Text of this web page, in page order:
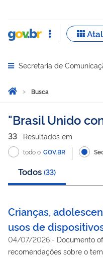
Abrir menu principal de
Secretaria de
Você está aqui:
Página Inicial
Busca
Busca
Brasil Unido
33 Resultados em
todo o GOV.BR
Todos (33)
Crianças,
usos de
04/07/2026 - Documento
recomendações sobre o